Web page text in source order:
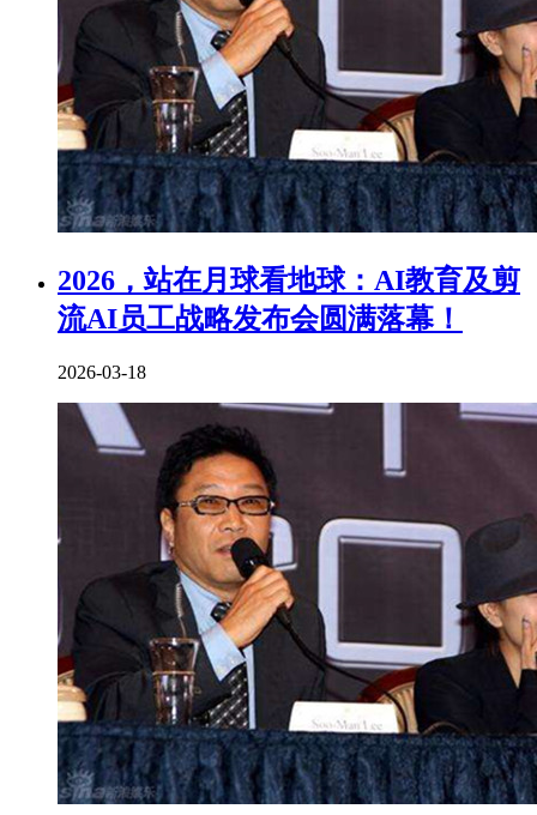
2026，站在月球看地球：AI教育及剪
流AI员工战略发布会圆满落幕！
2026-03-18